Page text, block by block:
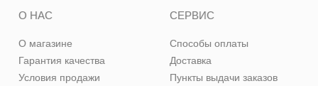
О НАС
О магазине
Гарантия качества
Условия продажи
СЕРВИС
Способы оплаты
Доставка
Пункты выдачи заказов